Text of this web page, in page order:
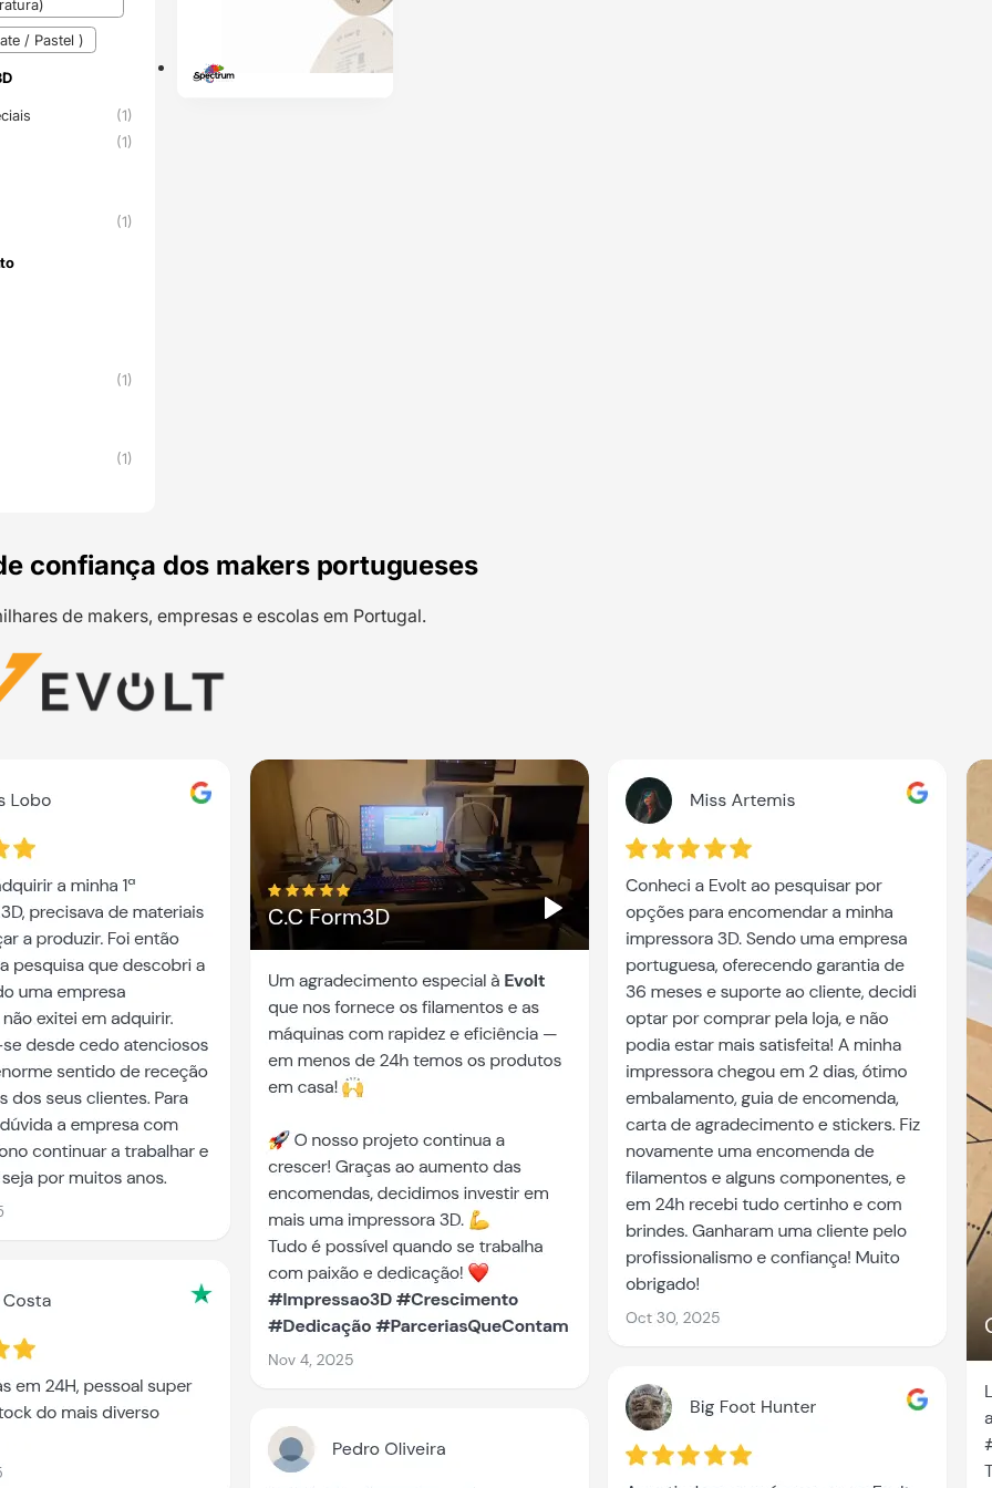
/ Pastel )
(1)
(1)
(1)
(1)
(1)
confiança dos makers portugueses
de makers, empresas e escolas em Portugal.